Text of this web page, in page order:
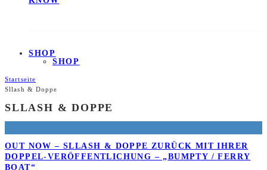
SHOP
SHOP
Startseite
Sllash & Doppe
SLLASH & DOPPE
OUT NOW – SLLASH & DOPPE ZURÜCK MIT IHRER
DOPPEL-VERÖFFENTLICHUNG – „BUMPTY / FERRY
BOAT“